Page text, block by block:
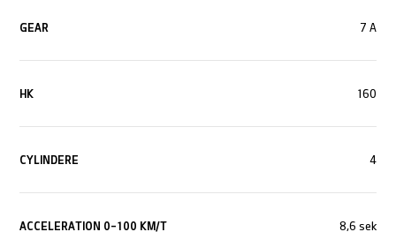
GEAR 7 A
HK 160
CYLINDERE 4
ACCELERATION 0-100 KM/T 8,6 sek